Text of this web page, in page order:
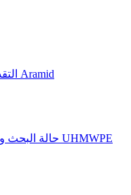
التقدم البحثي للمواد المقاومة للطعن المرن Aramid
حالة البحث واحتمال النسيج المضاد لقطار مثل ألياف UHMWPE